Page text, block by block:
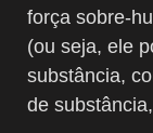
força sobre-
(ou seja, ele
substância,
de